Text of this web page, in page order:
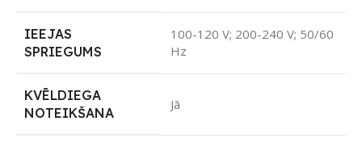
IEEJAS
SPRIEGUMS
100-120 V; 200-240 V; 50/60
Hz
KVĒLDIEGA
NOTEIKŠANA
Jā